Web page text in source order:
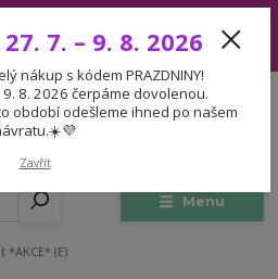
Objednávky přijaté v tomto období
po našem návratu.☀️💜
Menu
CZK
13:45
*AKCE* (E)
27. 7. – 9. 8. 2026
nákup s kódem PRAZDNINY!
8. 2026 čerpáme dovolenou.
období odešleme ihned po našem
Zavřít